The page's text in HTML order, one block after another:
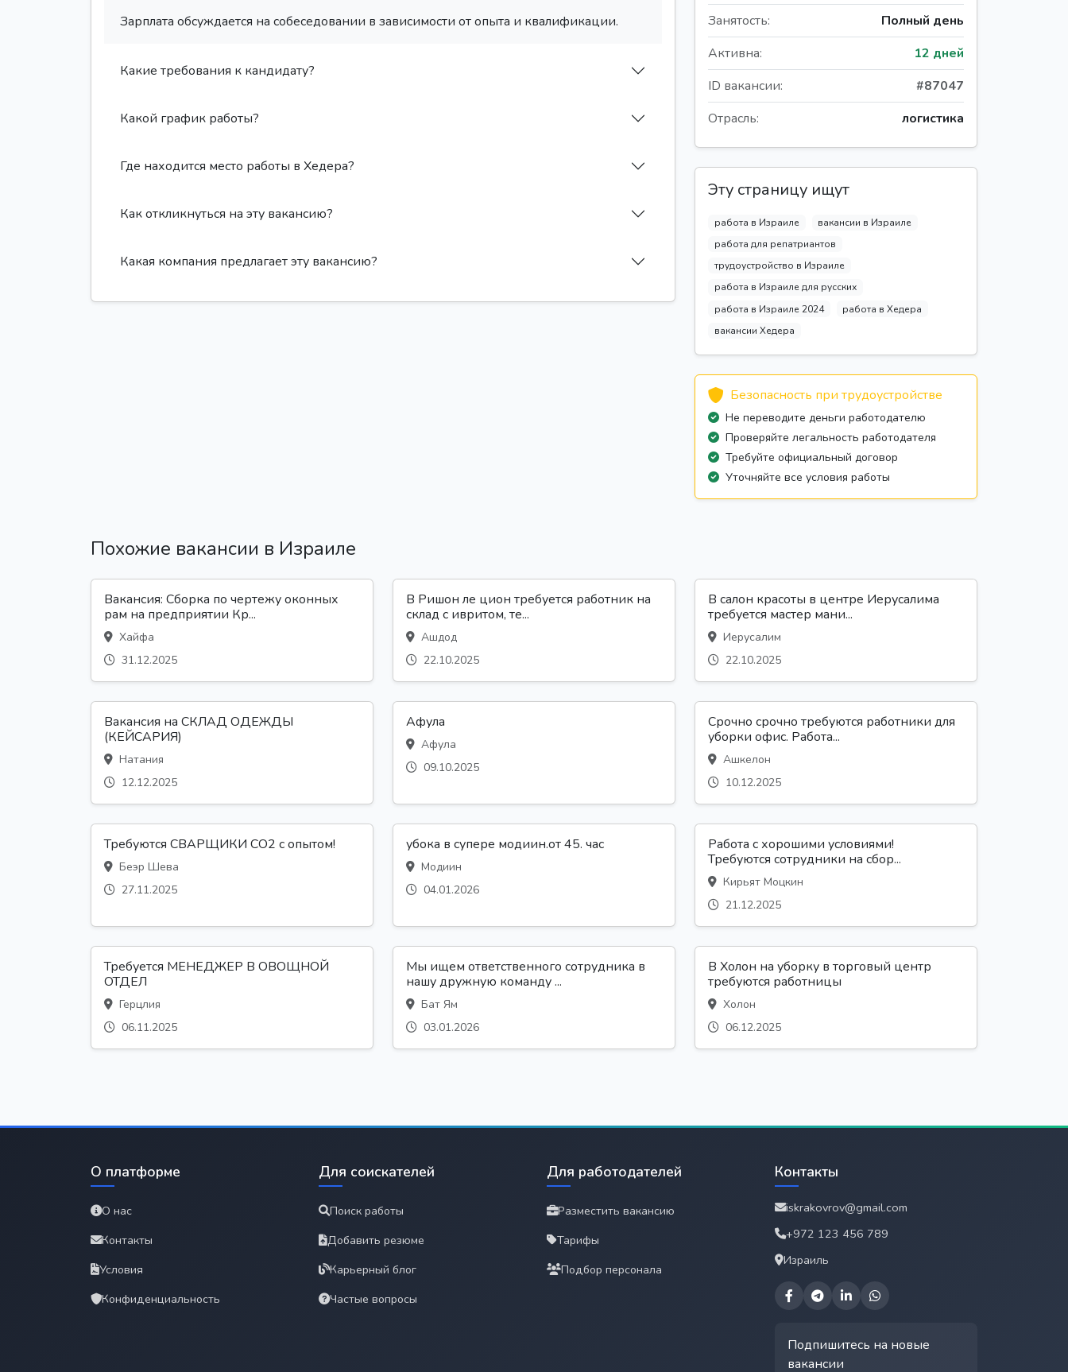
Зарплата обсуждается на собеседовании в зависимости от опыта и квалификации.
Какие требования к кандидату?
Какой график работы?
Где находится место работы в Хедера?
Как откликнуться на эту вакансию?
Какая компания предлагает эту вакансию?
Занятость:
Полный день
Активна:
12 дней
ID вакансии:
#87047
Отрасль:
логистика
Эту страницу ищут
работа в Израиле
вакансии в Израиле
работа для репатриантов
трудоустройство в Израиле
работа в Израиле для русских
работа в Израиле 2024
работа в Хедера
вакансии Хедера
Безопасность при трудоустройстве
Не переводите деньги работодателю
Проверяйте легальность работодателя
Требуйте официальный договор
Уточняйте все условия работы
Похожие вакансии в Израиле
Вакансия: Сборка по чертежу оконных
рам на предприятии Кр...
Хайфа
31.12.2025
В Ришон ле цион требуется работник на
склад с ивритом, те...
Ашдод
22.10.2025
В салон красоты в центре Иерусалима
требуется мастер мани...
Иерусалим
22.10.2025
Вакансия на СКЛАД ОДЕЖДЫ
(КЕЙСАРИЯ)
Натания
12.12.2025
Афула
Афула
09.10.2025
Срочно срочно требуются работники для
уборки офис. Работа...
Ашкелон
10.12.2025
Требуются СВАРЩИКИ CO2 с опытом!
Беэр Шева
27.11.2025
убока в супере модиин.от 45. час
Модиин
04.01.2026
Работа с хорошими условиями!
Требуются сотрудники на сбор...
Кирьят Моцкин
21.12.2025
Требуется МЕНЕДЖЕР В ОВОЩНОЙ
ОТДЕЛ
Герцлия
06.11.2025
Мы ищем ответственного сотрудника в
нашу дружную команду ...
Бат Ям
03.01.2026
В Холон на уборку в торговый центр
требуются работницы
Холон
06.12.2025
О платформе
О нас
Контакты
Условия
Конфиденциальность
Для соискателей
Поиск работы
Добавить резюме
Карьерный блог
Частые вопросы
Для работодателей
Разместить вакансию
Тарифы
Подбор персонала
Контакты
iskrakovrov@gmail.com
+972 123 456 789
Израиль
Подпишитесь на новые
вакансии